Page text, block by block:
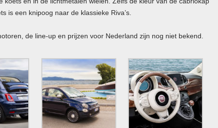
is een knipoog naar de klassieke Riva’s.
de line-up en prijzen voor Nederland zijn nog niet bekend.